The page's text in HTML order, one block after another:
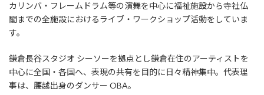
カリンバ・フレームドラム等の演舞を中心に福祉施設から寺社仏
閣までの全施設におけるライブ・ワークショップ活動をしていま
す。
鎌倉長谷スタジオ シーソーを拠点とし鎌倉在住のアーティストを
中心に全国・各国へ、表現の共有を目的に日々精神集中。代表理
事は、腰越出身のダンサー OBA。